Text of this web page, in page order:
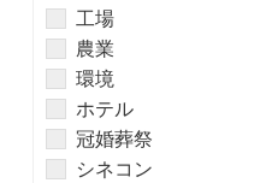
工場
農業
環境
ホテル
冠婚葬祭
シネコン